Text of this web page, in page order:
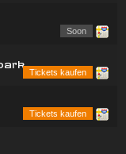
Soon
Tickets kaufen
Tickets kaufen